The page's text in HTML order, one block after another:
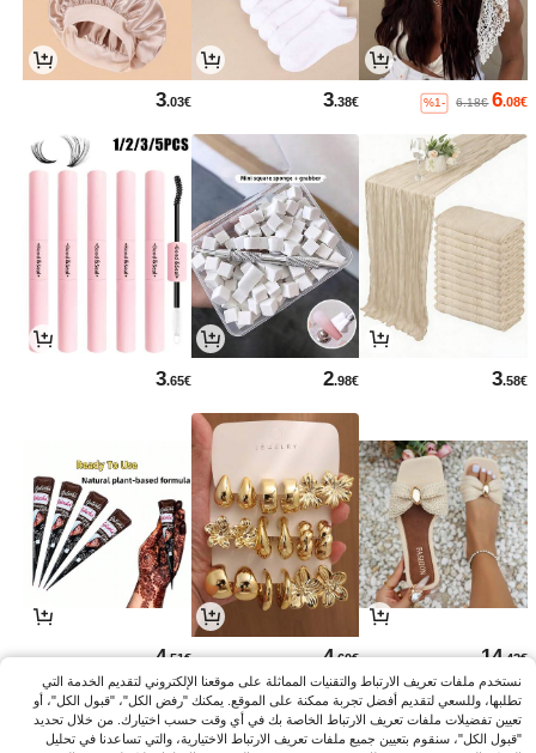
6.08€
6.18€
%1-
3.38€
3.03€
3.58€
2.98€
3.65€
14.42€
4.60€
4.51€
نستخدم ملفات تعريف الارتباط والتقنيات المماثلة على موقعنا الإلكتروني لتقديم الخدمة التي
تطلبها، وللسعي لتقديم أفضل تجربة ممكنة على الموقع. يمكنك "رفض الكل"، "قبول الكل"، أو
تعيين تفضيلات ملفات تعريف الارتباط الخاصة بك في أي وقت حسب اختيارك. من خلال تحديد
"قبول الكل"، سنقوم بتعيين جميع ملفات تعريف الارتباط الاختيارية، والتي تساعدنا في تحليل